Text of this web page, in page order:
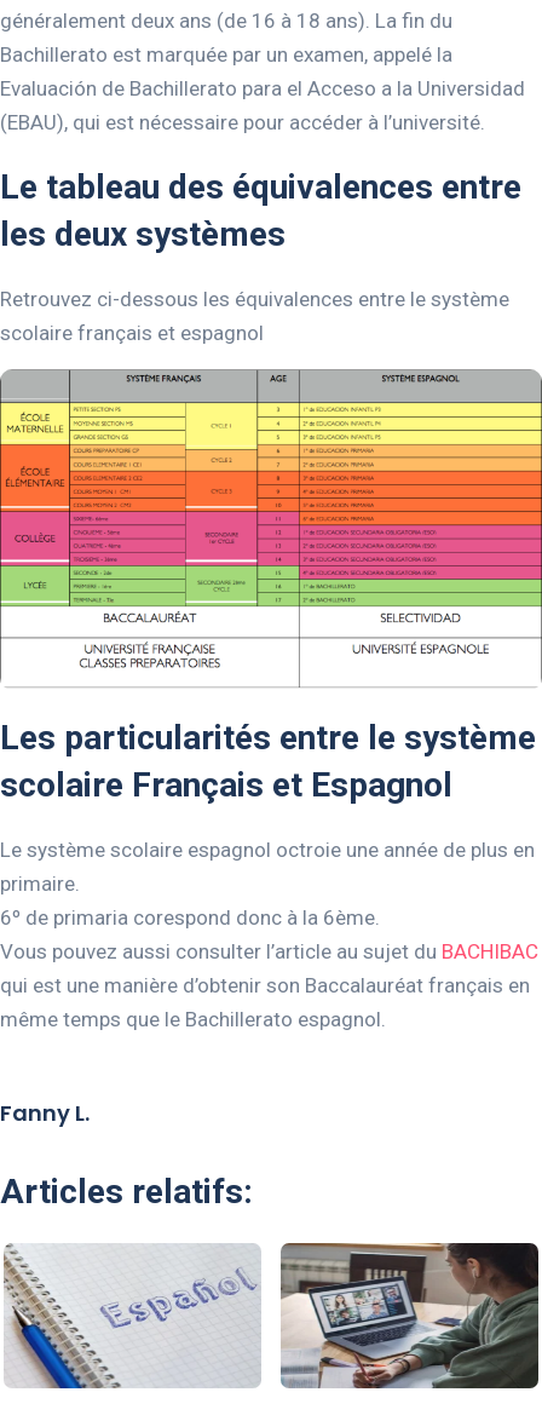
généralement deux ans (de 16 à 18 ans). La fin du
Bachillerato est marquée par un examen, appelé la
Evaluación de Bachillerato para el Acceso a la Universidad
(EBAU), qui est nécessaire pour accéder à l’université.
Le tableau des équivalences entre
les deux systèmes
Retrouvez ci-dessous les équivalences entre le système
scolaire français et espagnol
Les particularités entre le système
scolaire Français et Espagnol
Le système scolaire espagnol octroie une année de plus en
primaire.
6º de primaria corespond donc à la 6ème.
Vous pouvez aussi consulter l’article au sujet du BACHIBAC
qui est une manière d’obtenir son Baccalauréat français en
même temps que le Bachillerato espagnol.
Fanny L.
Articles relatifs: